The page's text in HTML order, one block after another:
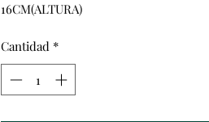
16CM(ALTURA)
Cantidad *